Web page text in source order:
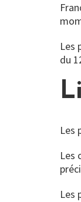
Les
du
Les
Les
Les